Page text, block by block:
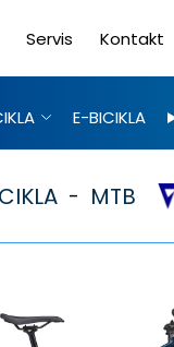
Servis Kontakt
E-BICIKLA
MTB